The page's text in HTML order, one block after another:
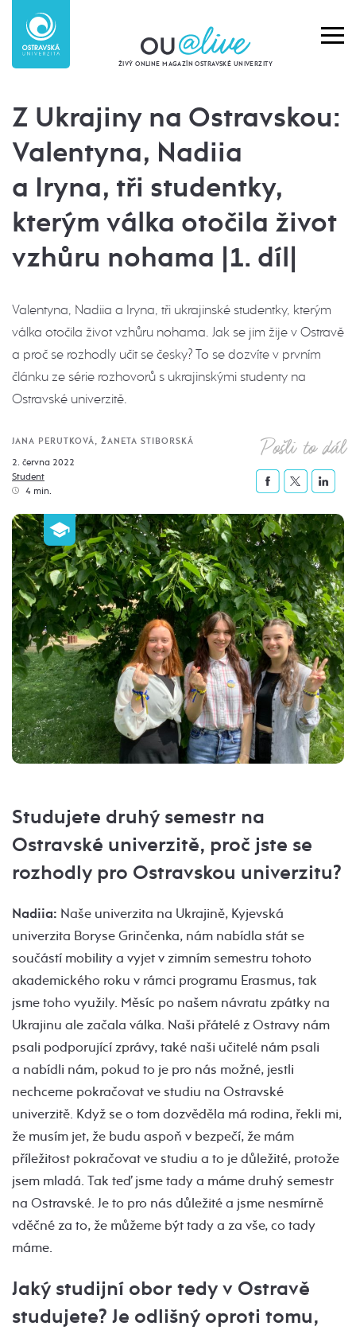
ŽIVÝ ONLINE MAGAZÍN OSTRAVSKÉ UNIVERZITY
Z Ukrajiny na Ostravskou:
Valentyna, Nadiia
a Iryna, tři studentky,
kterým válka otočila život
vzhůru nohama |1. díl|
Valentyna, Nadiia a Iryna, tři ukrajinské studentky, kterým
válka otočila život vzhůru nohama. Jak se jim žije v Ostravě
a proč se rozhodly učit se česky? To se dozvíte v prvním
článku ze série rozhovorů s ukrajinskými studenty na
Ostravské univerzitě.
JANA PERUTKOVÁ, ŽANETA STIBORSKÁ
2. června 2022
Student
4 min.
Pošli to dál
Studujete druhý semestr na
Ostravské univerzitě, proč jste se
rozhodly pro Ostravskou univerzitu?
Nadiia: Naše univerzita na Ukrajině, Kyjevská
univerzita Boryse Grinčenka, nám nabídla stát se
součástí mobility a vyjet v zimním semestru tohoto
akademického roku v rámci programu Erasmus, tak
jsme toho využily. Měsíc po našem návratu zpátky na
Ukrajinu ale začala válka. Naši přátelé z Ostravy nám
psali podporující zprávy, také naši učitelé nám psali
a nabídli nám, pokud to je pro nás možné, jestli
nechceme pokračovat ve studiu na Ostravské
univerzitě. Když se o tom dozvěděla má rodina, řekli mi,
že musím jet, že budu aspoň v bezpečí, že mám
příležitost pokračovat ve studiu a to je důležité, protože
jsem mladá. Tak teď jsme tady a máme druhý semestr
na Ostravské. Je to pro nás důležité a jsme nesmírně
vděčné za to, že můžeme být tady a za vše, co tady
máme.
Jaký studijní obor tedy v Ostravě
studujete? Je odlišný oproti tomu,